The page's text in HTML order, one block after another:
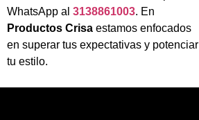
WhatsApp al 3138861003. En
Productos Crisa estamos enfocados
en superar tus expectativas y potenciar
tu estilo.